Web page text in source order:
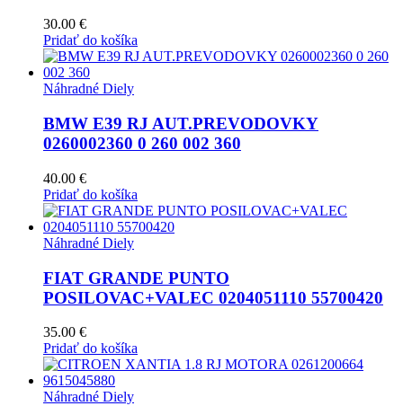
30.00 €
Pridať do košíka
Náhradné Diely
BMW E39 RJ AUT.PREVODOVKY
0260002360 0 260 002 360
40.00 €
Pridať do košíka
Náhradné Diely
FIAT GRANDE PUNTO
POSILOVAC+VALEC 0204051110 55700420
35.00 €
Pridať do košíka
Náhradné Diely